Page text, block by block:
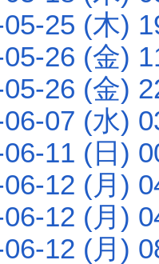
25 (木)
26 (金)
26 (金)
07 (水)
11 (日)
12 (月)
12 (月)
12 (月)